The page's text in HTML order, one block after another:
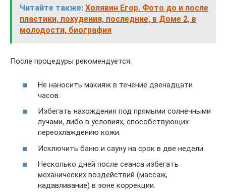
Читайте также: Холявин Егор. Фото до и после
пластики, похудения, последние, в Доме 2, в
молодости, биография
После процедуры рекомендуется:
Не наносить макияж в течение двенадцати
часов.
Избегать нахождения под прямыми солнечными
лучами, либо в условиях, способствующих
переохлаждению кожи.
Исключить баню и сауну на срок в две недели.
Несколько дней после сеанса избегать
механических воздействий (массаж,
надавливание) в зоне коррекции.